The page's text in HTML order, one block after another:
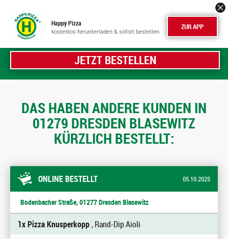
Happy Pizza
kostenlos herunterladen & sofort bestellen ZUR APP
JETZT BESTELLEN
DAS HABEN ANDERE KUNDEN IN
01279 DRESDEN BLASEWITZ
KÜRZLICH BESTELLT:
ONLINE BESTELLT 05.10.2025
Bodenbacher Straße, 01277 Dresden Blasewitz
1x Pizza Knusperkopp, Rand-Dip Aioli